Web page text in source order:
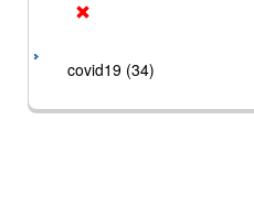
covid19 (34)